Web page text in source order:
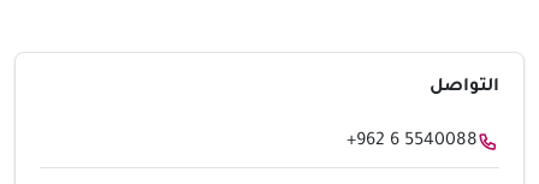
التواصل
+962 6 5540088